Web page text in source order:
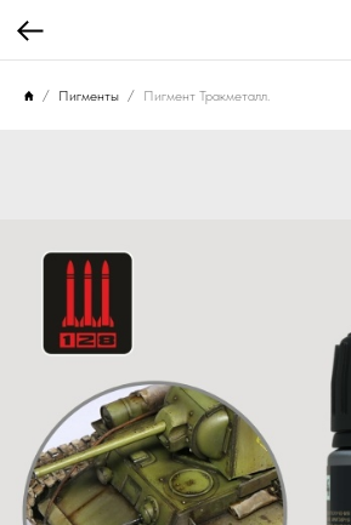
Пигменты Пигмент Тракметалл.